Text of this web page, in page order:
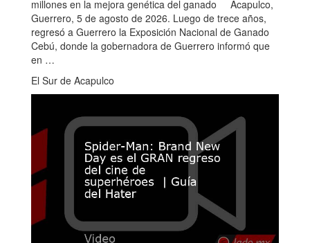
millones en la mejora genética del ganado Acapulco,
Guerrero, 5 de agosto de 2026. Luego de trece años,
regresó a Guerrero la Exposición Nacional de Ganado
Cebú, donde la gobernadora de Guerrero informó que
en …
El Sur de Acapulco